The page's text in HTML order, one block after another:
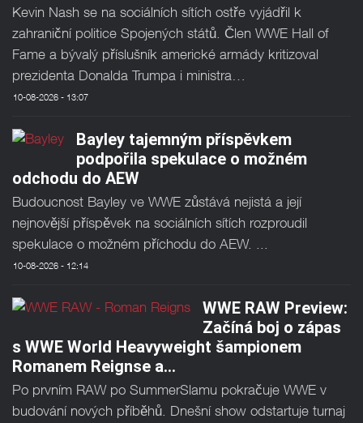
Kevin Nash se na sociálních sítích ostře vyjádřil k
zahraniční politice Spojených států. Člen WWE Hall of
Fame a bývalý příslušník americké armády kritizoval
prezidenta Donalda Trumpa i ministra…
10-08-2026 - 13:07
Bayley tajemným příspěvkem
podpořila spekulace o možném
odchodu do AEW
Budoucnost Bayley ve WWE zůstává nejistá a její
nejnovější příspěvek na sociálních sítích rozproudil
spekulace o možném příchodu do AEW. ...
10-08-2026 - 12:14
WWE RAW Preview:
Začíná boj o zápas
s WWE World Heavyweight šampionem
Romanem Reignse a…
Po prvním RAW po SummerSlamu pokračuje WWE v
budování nových příběhů. Dnešní show odstartuje turnaj